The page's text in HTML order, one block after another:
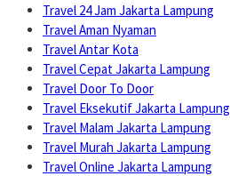
Travel 24 Jam Jakarta Lampung
Travel Aman Nyaman
Travel Antar Kota
Travel Cepat Jakarta Lampung
Travel Door To Door
Travel Eksekutif Jakarta Lampung
Travel Malam Jakarta Lampung
Travel Murah Jakarta Lampung
Travel Online Jakarta Lampung